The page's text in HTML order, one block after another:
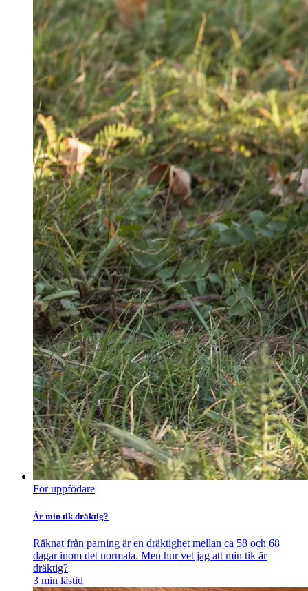
För uppfödare
Är min tik dräktig?
Räknat från parning är en dräktighet mellan ca 58 och 68
dagar inom det normala. Men hur vet jag att min tik är
dräktig?
3 min lästid